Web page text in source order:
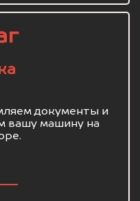
документы и
вашу машину на